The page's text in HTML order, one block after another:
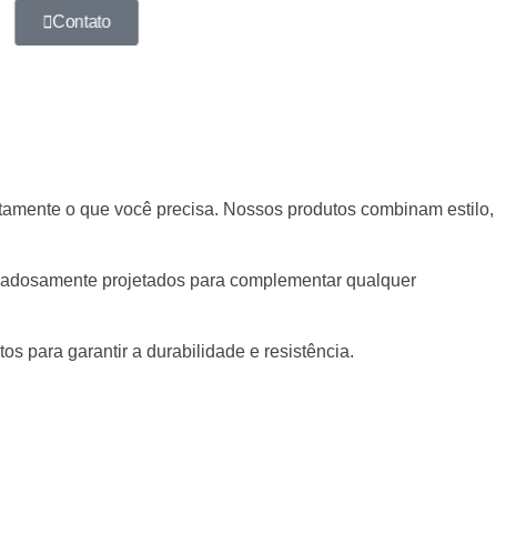
Contato
o que você precisa. Nossos produtos combinam estilo,
projetados para complementar qualquer
para garantir a durabilidade e resistência.